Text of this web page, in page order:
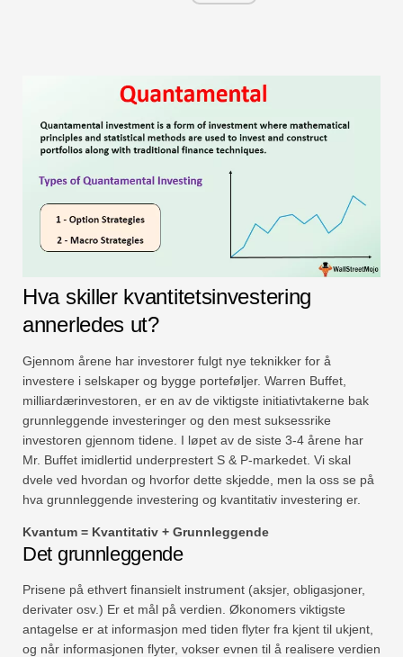
Hva skiller kvantitetsinvestering
annerledes ut?
Gjennom årene har investorer fulgt nye teknikker for å
investere i selskaper og bygge porteføljer. Warren Buffet,
milliardærinvestoren, er en av de viktigste initiativtakerne bak
grunnleggende investeringer og den mest suksessrike
investoren gjennom tidene. I løpet av de siste 3-4 årene har
Mr. Buffet imidlertid underprestert S & P-markedet. Vi skal
dvele ved hvordan og hvorfor dette skjedde, men la oss se på
hva grunnleggende investering og kvantitativ investering er.
Kvantum = Kvantitativ + Grunnleggende
Det grunnleggende
Prisene på ethvert finansielt instrument (aksjer, obligasjoner,
derivater osv.) Er et mål på verdien. Økonomers viktigste
antagelse er at informasjon med tiden flyter fra kjent til ukjent,
og når informasjonen flyter, vokser evnen til å realisere verdien